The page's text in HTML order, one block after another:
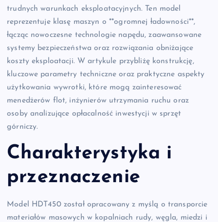
trudnych warunkach eksploatacyjnych. Ten model
reprezentuje klasę maszyn o **ogromnej ładowności**,
łącząc nowoczesne technologie napędu, zaawansowane
systemy bezpieczeństwa oraz rozwiązania obniżające
koszty eksploatacji. W artykule przybliżę konstrukcję,
kluczowe parametry techniczne oraz praktyczne aspekty
użytkowania wywrotki, które mogą zainteresować
menedżerów flot, inżynierów utrzymania ruchu oraz
osoby analizujące opłacalność inwestycji w sprzęt
górniczy.
Charakterystyka i
przeznaczenie
Model HDT450 został opracowany z myślą o transporcie
materiałów masowych w kopalniach rudy, węgla, miedzi i